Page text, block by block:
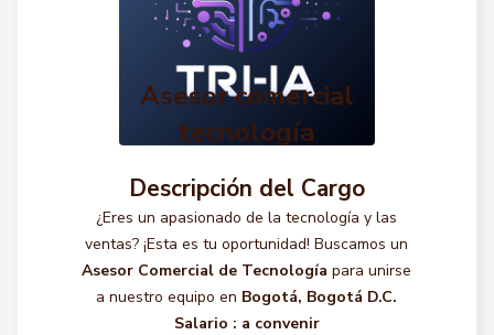
Asesor comercial
tecnología
Descripción del Cargo
¿Eres un apasionado de la tecnología y las
ventas? ¡Esta es tu oportunidad! Buscamos un
Asesor Comercial de Tecnología para unirse
a nuestro equipo en Bogotá, Bogotá D.C.
Salario : a convenir